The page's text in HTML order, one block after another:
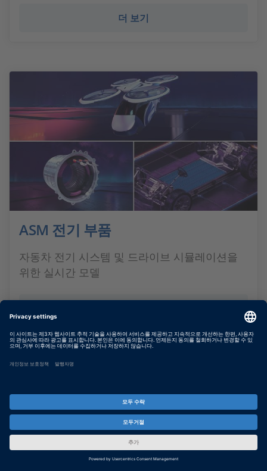
더 보기
ASM 전기 부품
자동차 전기 시스템 및 드라이브 시뮬레이션을
위한 실시간 모델